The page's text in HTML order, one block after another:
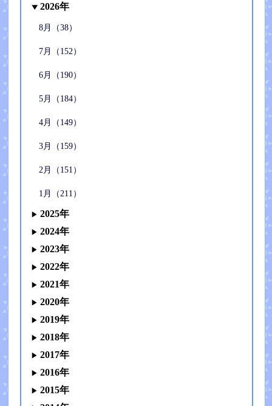
2026年
8月（38）
7月（152）
6月（190）
5月（184）
4月（149）
3月（159）
2月（151）
1月（211）
2025年
2024年
2023年
2022年
2021年
2020年
2019年
2018年
2017年
2016年
2015年